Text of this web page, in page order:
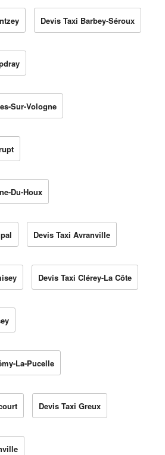
Devis Taxi Barbey-Séroux
Sur-Vologne
Du-Houx
Devis Taxi Avranville
Devis Taxi Clérey-La Côte
La-Pucelle
Devis Taxi Greux